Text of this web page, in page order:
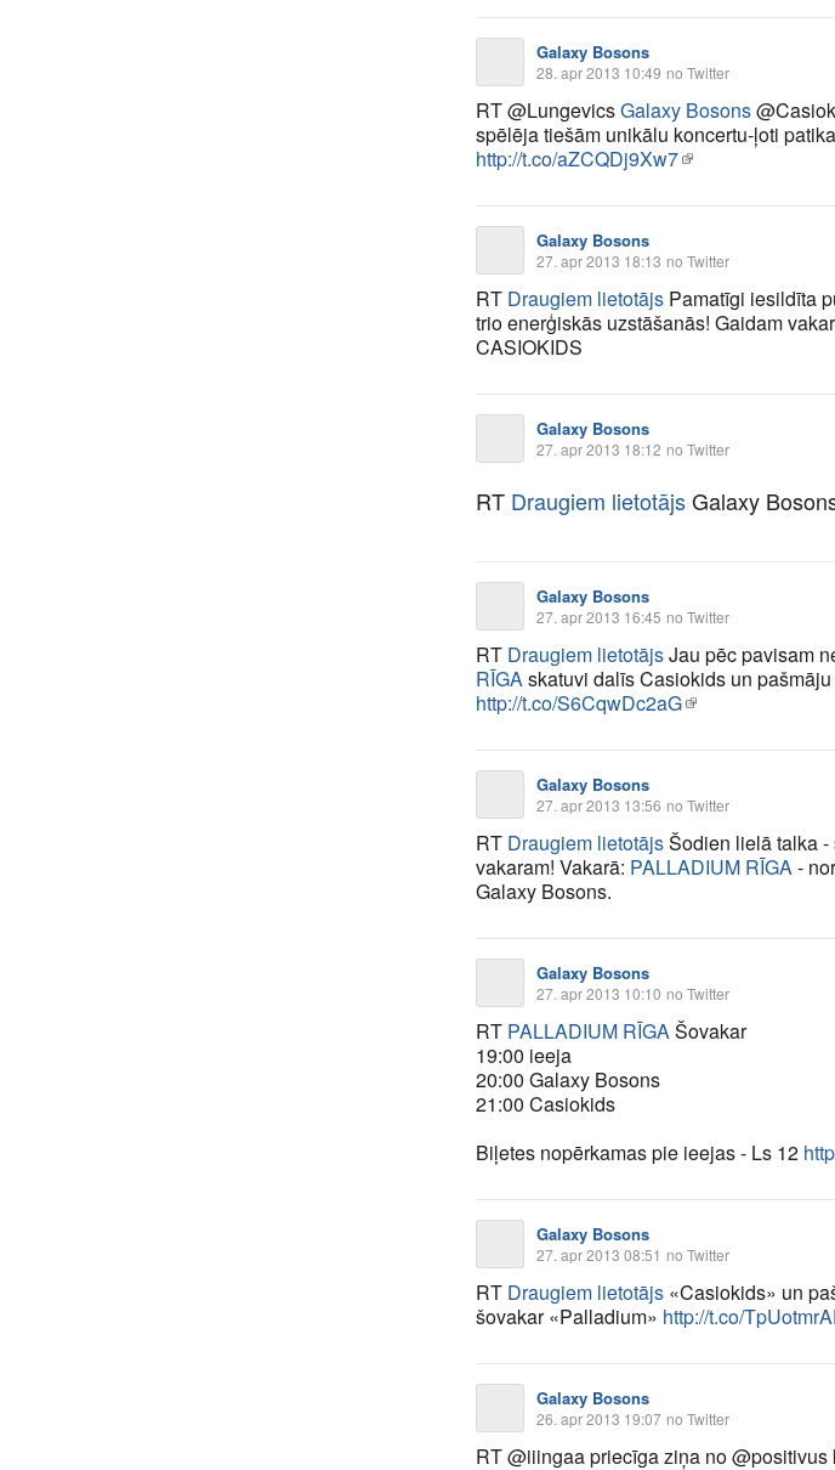
Galaxy Bosons
28. apr 2013 10:49 no Twitter
RT @LungevicsGalaxy Bosons
spēlēja tiešām unikālu koncertu-ļoti
http://t.co/aZCQDj9Xw7
Galaxy Bosons
27. apr 2013 18:13 no Twitter
RT Draugiem lietotājs Pamatīgi iesildīta
trio enerģiskās uzstāšanās! Gaidam
CASIOKIDS
Galaxy Bosons
27. apr 2013 18:12 no Twitter
RT Draugiem lietotājsGalaxy
Galaxy Bosons
27. apr 2013 16:45 no Twitter
RT Draugiem lietotājsJau pēc pavisam
RĪGA skatuvi dalīs Casiokids un
http://t.co/S6CqwDc2aG
Galaxy Bosons
27. apr 2013 13:56 no Twitter
RT Draugiem lietotājsŠodien lielā talka
vakaram! Vakarā: PALLADIUM RĪGA -
Galaxy Bosons.
Galaxy Bosons
27. apr 2013 10:10 no Twitter
RT PALLADIUM RĪGA Šovakar
19:00 ieeja
20:00 Galaxy Bosons
21:00 Casiokids
Biļetes nopērkamas pie ieejas - Ls 12
Galaxy Bosons
27. apr 2013 08:51 no Twitter
RT Draugiem lietotājs «Casiokids» un
šovakar «Palladium» http://t.co/
Galaxy Bosons
26. apr 2013 19:07 no Twitter
RT @iiingaa priecīga ziņa no